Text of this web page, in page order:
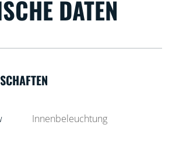
DATEN
Innenbeleuchtung